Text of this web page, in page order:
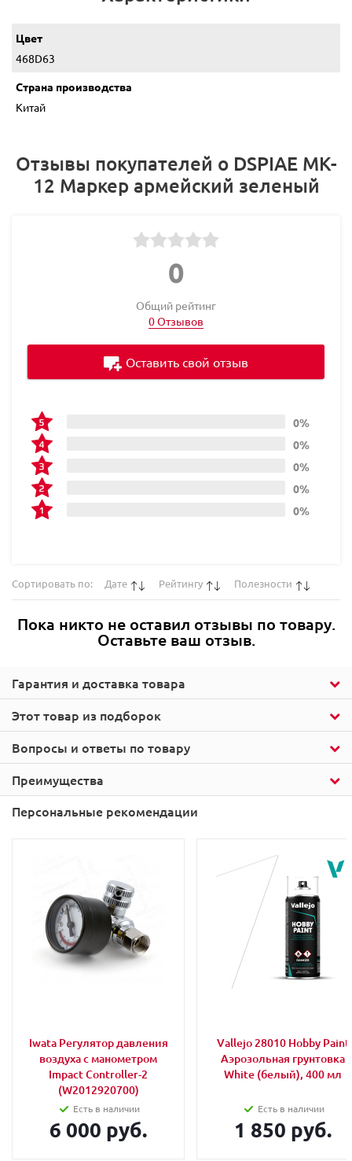
Цвет
468D63
Страна производства
Китай
Этот товар из подборок
Гарантия и доставка товара
Отзывы покупателей о DSPIAE MK-
12 Маркер армейский зеленый
0
Общий рейтинг
0 Отзывов
0%
0%
0%
0%
0%
Оставить свой отзыв
Сортировать по: Дате Рейтингу Полезности
Пока никто не оставил отзывы по товару.
Оставьте ваш отзыв.
Вопросы и ответы по товару
Преимущества
Персональные рекомендации
Iwata Регулятор давления
воздуха с манометром
Impact Controller-2
(W2012920700)
Есть в наличии
6 000 руб.
Vallejo 28010 Hobby Paint
Аэрозольная грунтовка
White (белый), 400 мл
Есть в наличии
1 850 руб.